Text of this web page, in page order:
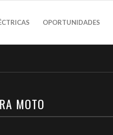
OPORTUNIDADES
MOTO